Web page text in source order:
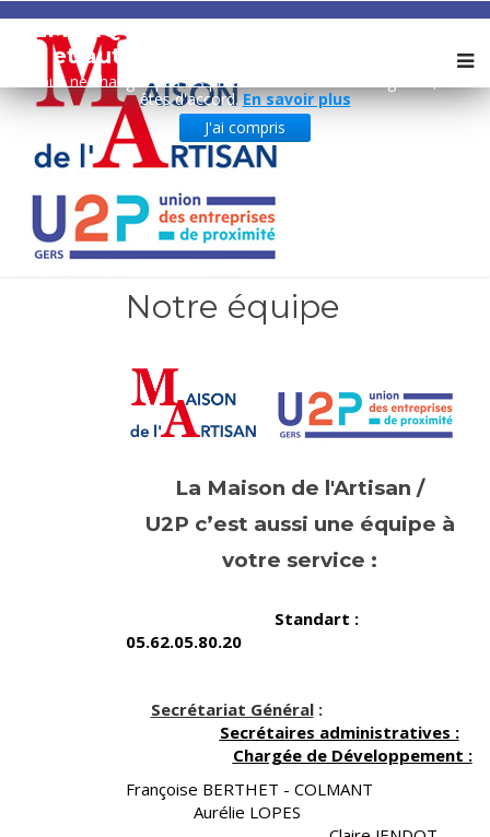
REMARQUE ! Ce site utilise des cookies
et autres technologies similaires.
Si vous ne changez pas les paramètres de votre navigateur, vous
êtes d'accord.En savoir plus
J'ai compris
Notre équipe
La Maison de l'Artisan /
U2P c’est aussi une équipe à
votre service :
Standart :
05.62.05.80.20
Secrétariat Général:
Secrétaires administratives :
Chargée de Développement :
Françoise BERTHET - COLMANT
Aurélie LOPES